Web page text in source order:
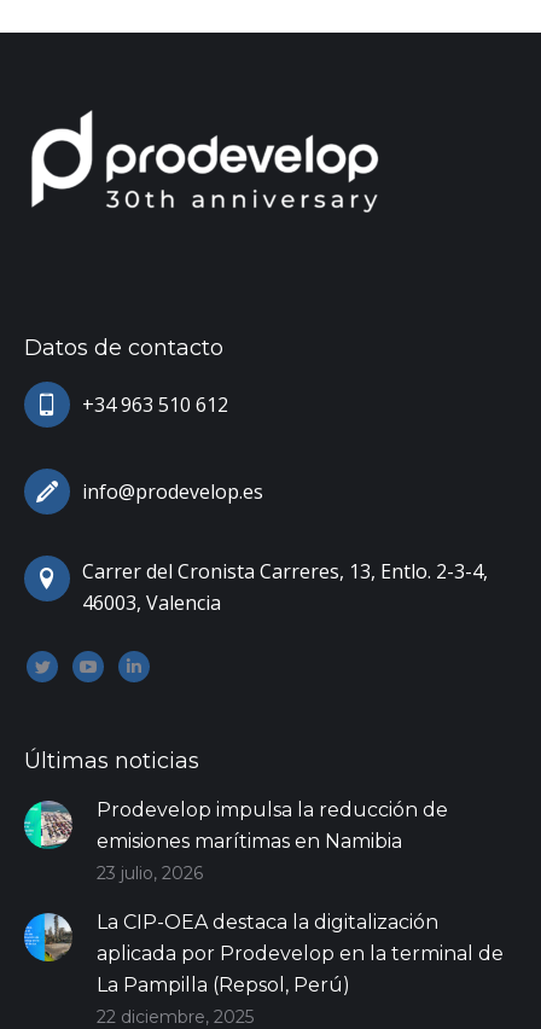
Datos de contacto
+34 963 510 612
info@prodevelop.es
Carrer del Cronista Carreres, 13, Entlo. 2-3-4,
46003, Valencia
Encuéntranos en:
TwitterYouTubeLinkedin
Últimas noticias
Prodevelop impulsa la reducción de
emisiones marítimas en Namibia
23 julio, 2026
La CIP-OEA destaca la digitalización
aplicada por Prodevelop en la terminal de
La Pampilla (Repsol, Perú)
22 diciembre, 2025